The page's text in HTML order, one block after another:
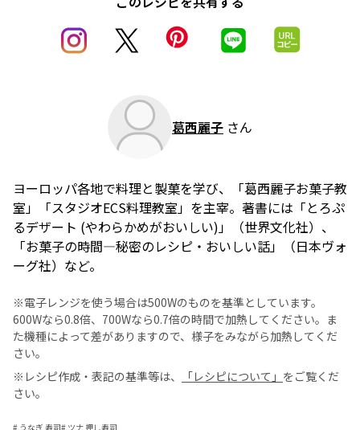
葛西麗子 さん
ヨーロッパ各地で料理と製菓を学び、「葛西麗子お菓子教
室」「スタジオECS料理教室」を主宰。著書には「とろぷ
るデザート (やわらかめがおいしい)」（世界文化社）、
「お菓子の時間―秘密のレシピ・おいしい話」（日本ヴォ
ーグ社）など。
※電子レンジを使う場合は500Wのものを基準としています。
600Wなら0.8倍、700Wなら0.7倍の時間で加熱してください。ま
た機種によって差がありますので、様子をみながら加熱してくだ
さい。
※レシピ作成・表記の基準等は、
「レシピについて」 をご覧くだ
さい。
# うなぎ 寿司# ツナ 押し寿司